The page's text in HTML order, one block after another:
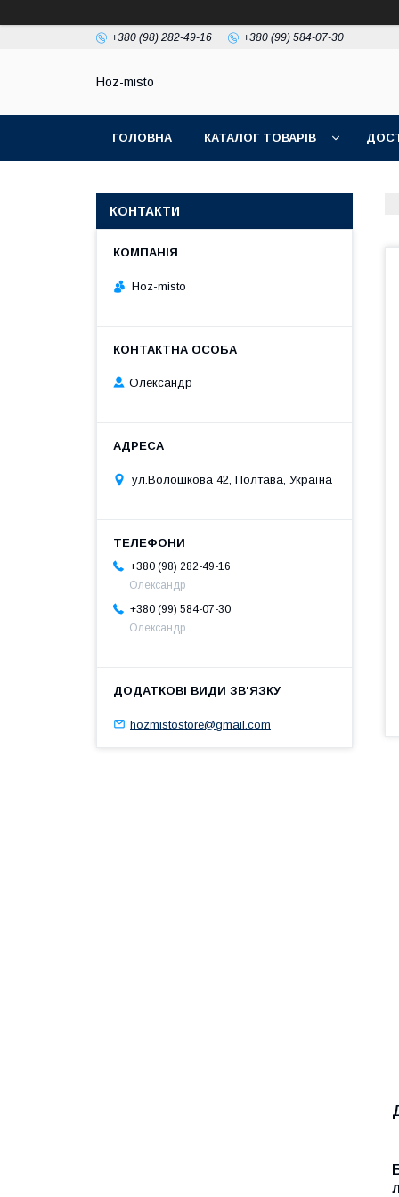
+380 (98) 282-49-16 +380 (99) 584-07-30
Hoz-misto
ГОЛОВНА КАТАЛОГ ТОВАРІВ
КОНТАКТИ
Hoz-misto
Олександр
ул.Волошкова 42, Полтава, Україна
+380 (98) 282-49-16
Олександр
+380 (99) 584-07-30
Олександр
hozmistostore@gmail.com